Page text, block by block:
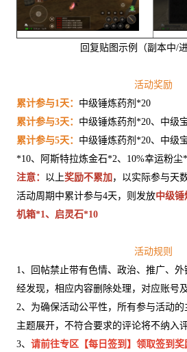
回复贴图示例（副本中/
活动奖励
累计参与1天： 中级锤炼药剂*20
累计参与3天： 中级锤炼药剂*20、中级
累计参与5天： 中级锤炼药剂*20、中级
*10、阿斯特拉炼金石*2、10%幸运粉尘
注意： 以上奖励不累加，以实际参与天
活动周期中累计参与4天，则发放中级锤
机箱*1、启灵石*10
活动规则
1、回帖禁止带有色情、政治、推广、
经发现，相应内容删除处理，对应账号
2、为确保活动公平性，所有参与活动
主题展开，不符合要求的评论将不纳入
3、 请前往专区【每日签到】领取签到